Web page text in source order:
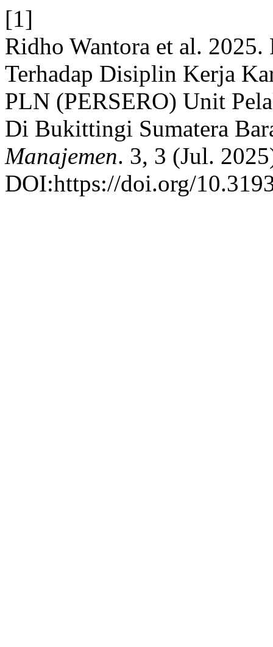
[1]
Ridho Wantora et al.
Terhadap Disiplin Kerja
PLN (PERSERO) Unit
Di Bukittingi Sumatera
Manajemen. 3, 3 (Jul.
DOI:https://doi.org/